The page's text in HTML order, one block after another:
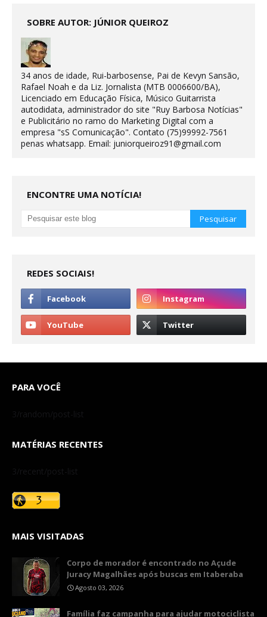
SOBRE AUTOR: JÚNIOR QUEIROZ
34 anos de idade, Rui-barbosense, Pai de Kevyn Sansão,
Rafael Noah e da Liz. Jornalista (MTB 0006600/BA),
Licenciado em Educação Física, Músico Guitarrista
autodidata, administrador do site "Ruy Barbosa Notícias"
e Publicitário no ramo do Marketing Digital com a
empresa "sS Comunicação". Contato (75)99992-7561
penas whatsapp. Email: juniorqueiroz91@gmail.com
ENCONTRE UMA NOTÍCIA!
REDES SOCIAIS!
PARA VOCÊ
3/random/post-list
MATÉRIAS RECENTES
3/recent/post-list
MAIS VISITADAS
Corpo de morador é encontrado no Açude
Juracy Magalhães após buscas em Itaberaba
Agosto 03, 2026
​Família faz campanha para ajudar motociclista